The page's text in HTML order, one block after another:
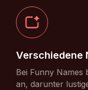
Verschiedene
Bei Funny Names
an, darunter